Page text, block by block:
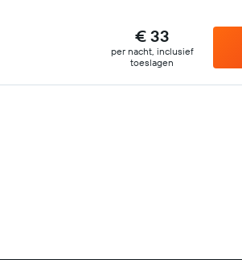
€ 33
per nacht, inclusief
toeslagen